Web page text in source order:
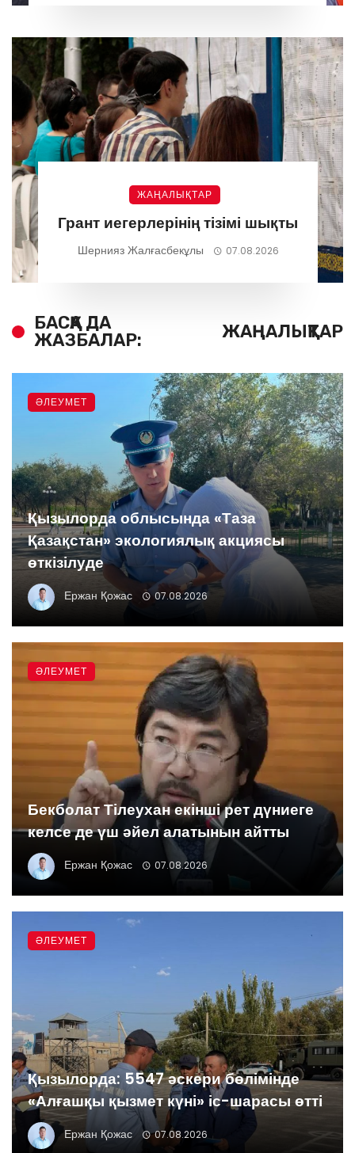
ЖАҢАЛЫҚТАР
Грант иегерлерінің тізімі шықты
Шернияз Жалғасбекұлы 07.08.2026
БАСҚА ДА
ЖАЗБАЛАР:
ЖАҢАЛЫҚТАР
Қызылорда облысында «Таза
Қазақстан» экологиялық акциясы
өткізілуде
Ержан Қожас 07.08.2026
ӘЛЕУМЕТ
Бекболат Тілеухан екінші рет дүниеге
келсе де үш әйел алатынын айтты
Ержан Қожас 07.08.2026
ӘЛЕУМЕТ
Қызылорда: 5547 әскери бөлімінде
«Алғашқы қызмет күні» іс-шарасы өтті
Ержан Қожас 07.08.2026
ӘЛЕУМЕТ